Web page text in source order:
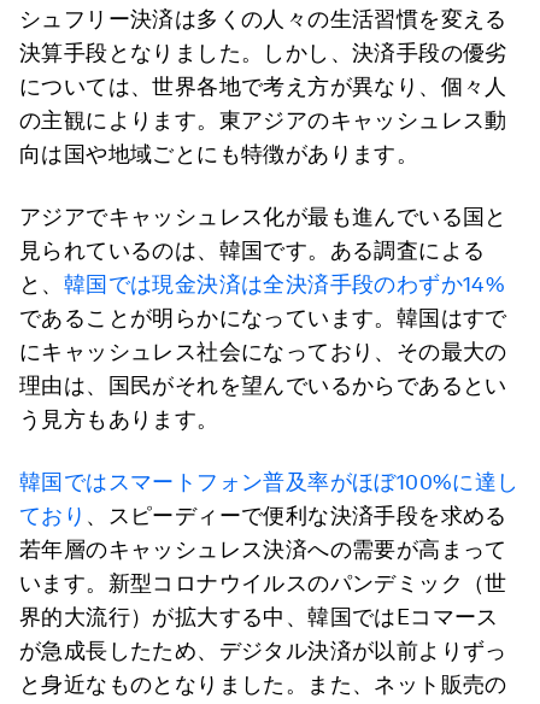
シュフリー決済は多くの人々の生活習慣を変える
決算手段となりました。しかし、決済手段の優劣
については、世界各地で考え方が異なり、個々人
の主観によります。東アジアのキャッシュレス動
向は国や地域ごとにも特徴があります。
アジアでキャッシュレス化が最も進んでいる国と
見られているのは、韓国です。ある調査による
と、 韓国では現金決済は全決済手段のわずか14%
であることが明らかになっています。韓国はすで
にキャッシュレス社会になっており、その最大の
理由は、国民がそれを望んでいるからであるとい
う見方もあります。
韓国ではスマートフォン普及率がほぼ100%に達し
ており 、スピーディーで便利な決済手段を求める
若年層のキャッシュレス決済への需要が高まって
います。新型コロナウイルスのパンデミック（世
界的大流行）が拡大する中、韓国ではEコマース
が急成長したため、デジタル決済が以前よりずっ
と身近なものとなりました。また、ネット販売の